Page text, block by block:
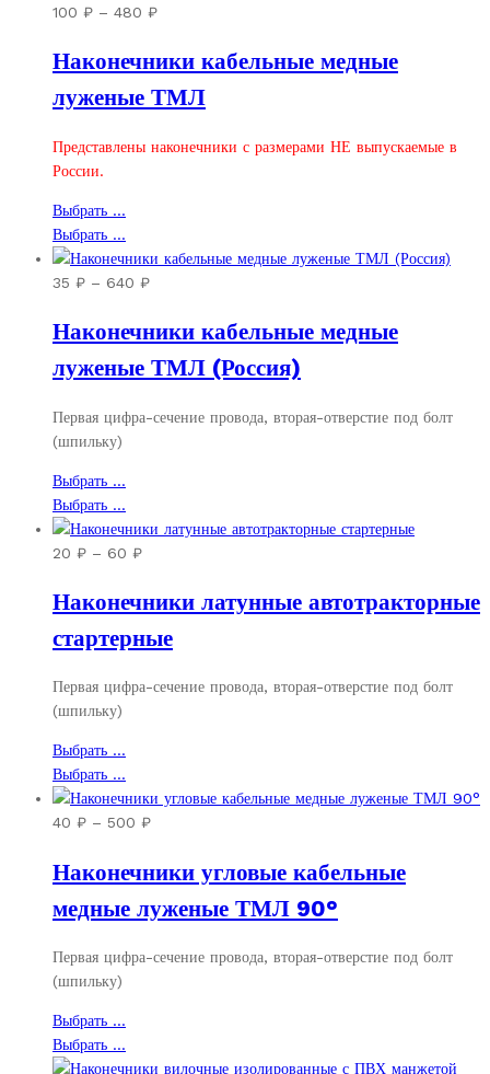
100 ₽ – 480 ₽Диапазон
100 ₽
480 ₽
Наконечники кабельные медные
луженые ТМЛ
Представлены наконечники с размерами НЕ выпускаемые в
России.
Выбрать ...
имеет
несколько
Опции
выбрать
странице
Выбрать ...
товар
имеет
вариаций.
можно
на
35 ₽ – 640 ₽Диапазон
35 ₽
640 ₽
Наконечники кабельные медные
луженые ТМЛ (Россия)
Первая цифра-сечение провода, вторая-отверстие под болт
(шпильку)
Выбрать ...
имеет
несколько
Опции
выбрать
странице
Выбрать ...
товар
имеет
вариаций.
можно
на
20 ₽ – 60 ₽Диапазон
20 ₽
60 ₽
Наконечники латунные автотракторные
стартерные
Первая цифра-сечение провода, вторая-отверстие под болт
(шпильку)
Выбрать ...
имеет
несколько
Опции
выбрать
странице
Выбрать ...
товар
имеет
вариаций.
можно
на
40 ₽ – 500 ₽Диапазон
40 ₽
500 ₽
Наконечники угловые кабельные
медные луженые ТМЛ 90°
Первая цифра-сечение провода, вторая-отверстие под болт
(шпильку)
Выбрать ...
имеет
Выбрать ...
товар